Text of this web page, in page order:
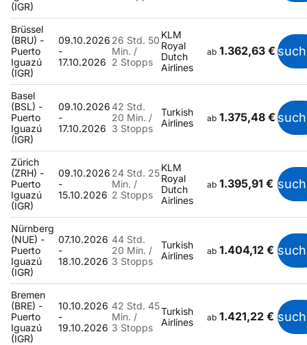
(IGR)
Brüssel
(BRU) -
Puerto
Iguazú
(IGR)
09.10.2026
-
17.10.2026
26 Std. 50
Min. /
2 Stopps
KLM
Royal
Dutch
Airlines
ab 1.362,63 €
Basel
(BSL) -
Puerto
Iguazú
(IGR)
09.10.2026
-
17.10.2026
42 Std.
20 Min. /
3 Stopps
Turkish
Airlines
ab 1.375,48 €
Zürich
(ZRH) -
Puerto
Iguazú
(IGR)
09.10.2026
-
15.10.2026
24 Std. 25
Min. /
2 Stopps
KLM
Royal
Dutch
Airlines
ab 1.395,91 €
Nürnberg
(NUE) -
Puerto
Iguazú
(IGR)
07.10.2026
-
18.10.2026
44 Std.
20 Min. /
3 Stopps
Turkish
Airlines
ab 1.404,12 €
Bremen
(BRE) -
Puerto
Iguazú
(IGR)
10.10.2026
-
19.10.2026
42 Std. 45
Min. /
3 Stopps
Turkish
Airlines
ab 1.421,22 €